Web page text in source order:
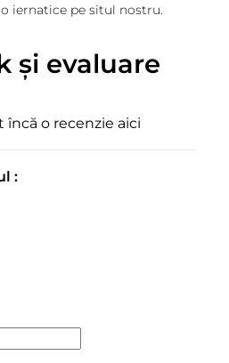
iernatice pe situl nostru.
și evaluare
încă o recenzie aici
: